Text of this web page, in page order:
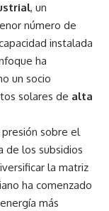
, un
número de
instalada
ha
un socio
solares de alta
presión sobre el
de los subsidios
la matriz
ha comenzado
más